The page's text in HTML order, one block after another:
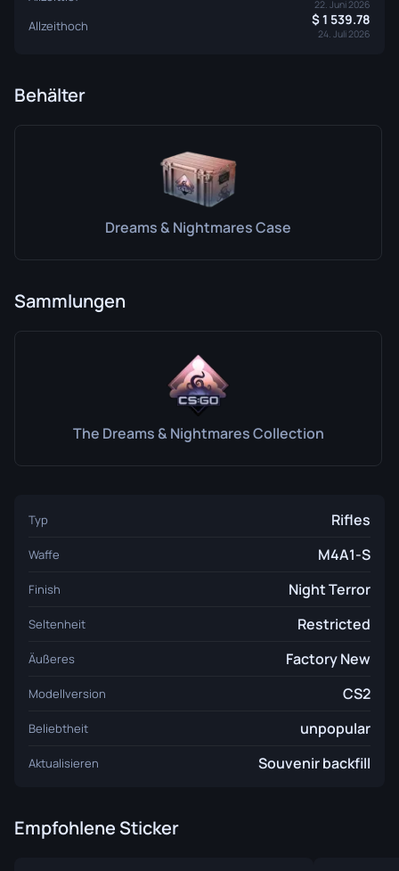
22. Juni 2026
Allzeithoch 1 539.78
24. Juli 2026
Behälter
Dreams & Nightmares Case
Sammlungen
The Dreams & Nightmares Collection
Typ Rifles
Waffe M4A1-S
Finish Night Terror
Seltenheit Restricted
Äußeres Factory New
Modellversion CS2
Beliebtheit unpopular
Aktualisieren Souvenir backfill
Empfohlene Sticker